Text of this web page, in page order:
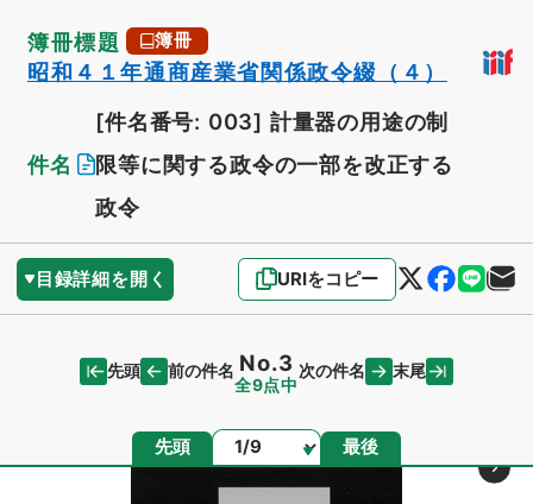
簿冊標題 簿冊
昭和４１年通商産業省関係政令綴（４）
件名
[件名番号: 003] 計量器の用途の制
限等に関する政令の一部を改正する
政令
目録詳細を開く URIをコピー
先頭 前の件名 No.3
全9点中
次の件名 末尾
先頭 ページ 最後